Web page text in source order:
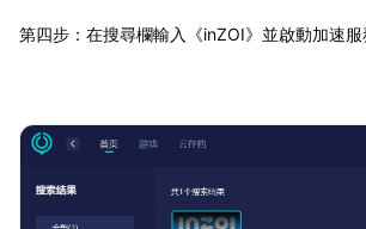
第四步：在搜尋欄輸入《inZOI》並啟動加速服